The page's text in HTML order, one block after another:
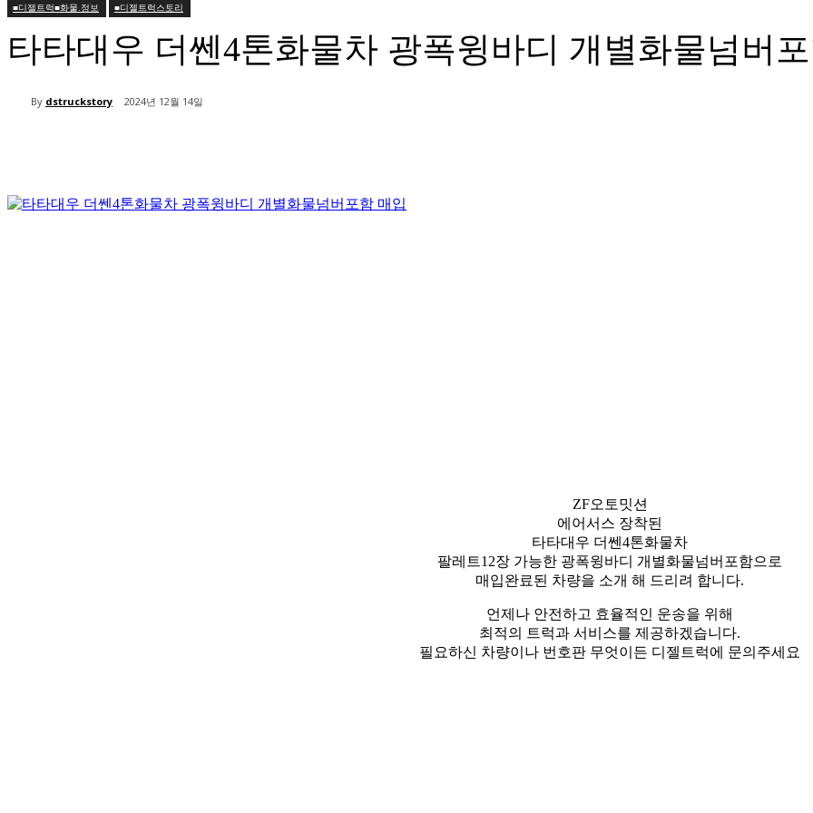
■디젤트럭■화물.정보 ■디젤트럭스토리
타타대우 더쎈4톤화물차 광폭윙바디 개별화물넘버
By dstruckstory 2024년 12월 14일
ZF오토밋션
에어서스 장착된
타타대우 더쎈4톤화물차
팔레트12장 가능한 광폭윙바디 개별화물넘버포함으로
매입완료된 차량을 소개 해 드리려 합니다.
​언제나 안전하고 효율적인 운송을 위해
최적의 트럭과 서비스를 제공하겠습니다.
필요하신 차량이나 번호판 무엇이든 디젤트럭에 문의주세요